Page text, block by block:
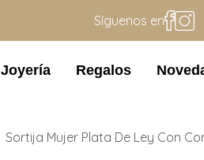
Síguenos en
Joyería Regalos
Sortija Mujer Plata De Ley Con